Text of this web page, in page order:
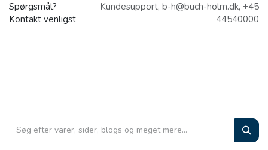
Spørgsmål?
Kontakt venligst
Kundesupport, b-h@buch-holm.dk, +45
44540000